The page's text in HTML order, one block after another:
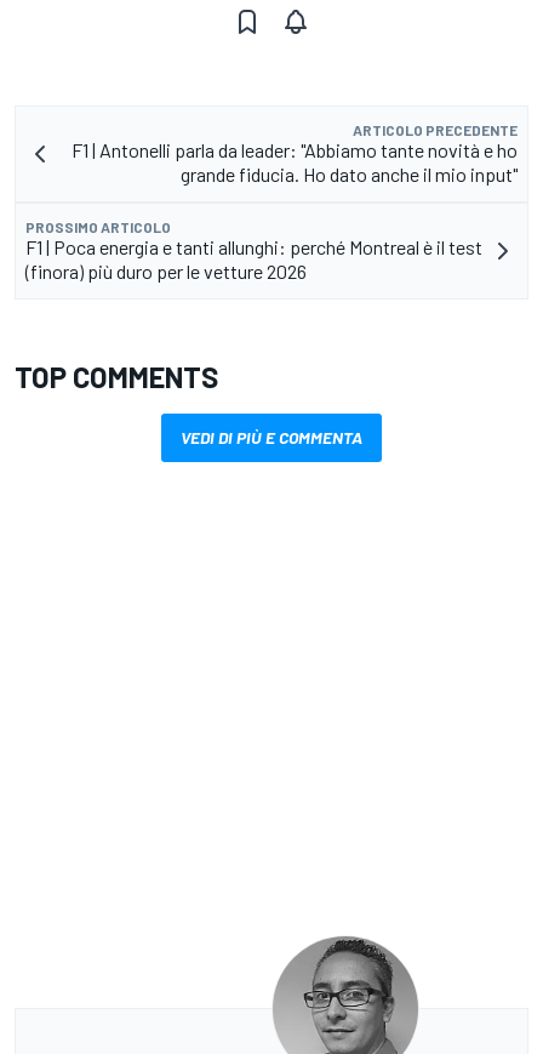
ARTICOLO PRECEDENTE
F1 | Antonelli parla da leader: "Abbiamo tante novità e ho
grande fiducia. Ho dato anche il mio input"
PROSSIMO ARTICOLO
F1 | Poca energia e tanti allunghi: perché Montreal è il test
(finora) più duro per le vetture 2026
TOP COMMENTS
VEDI DI PIÙ E COMMENTA